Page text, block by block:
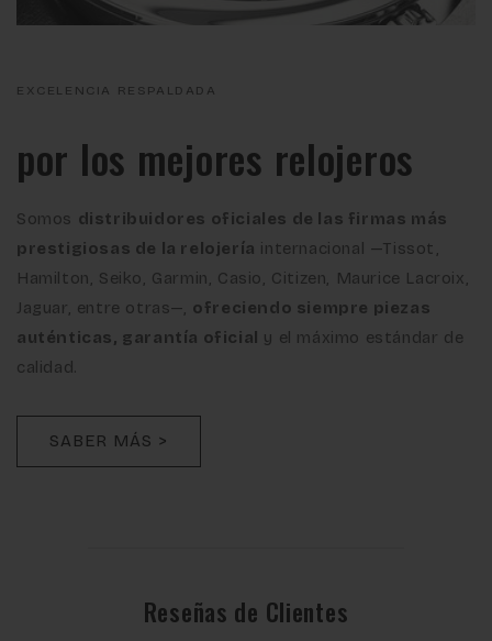
EXCELENCIA RESPALDADA
por los mejores relojeros
Somos distribuidores oficiales de las firmas más
prestigiosas de la relojería internacional —Tissot,
Hamilton, Seiko, Garmin, Casio, Citizen, Maurice Lacroix,
Jaguar, entre otras—, ofreciendo siempre piezas
auténticas, garantía oficial y el máximo estándar de
calidad.
SABER MÁS >
Reseñas de Clientes